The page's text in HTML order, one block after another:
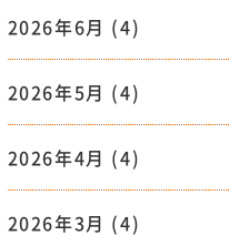
2026年6月 (4)
2026年5月 (4)
2026年4月 (4)
2026年3月 (4)